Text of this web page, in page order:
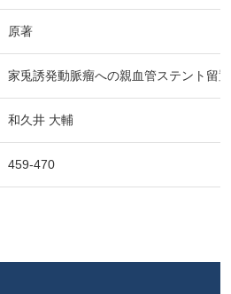
原著
家兎誘発動脈瘤への親血管ステント留
和久井 大輔
459-470